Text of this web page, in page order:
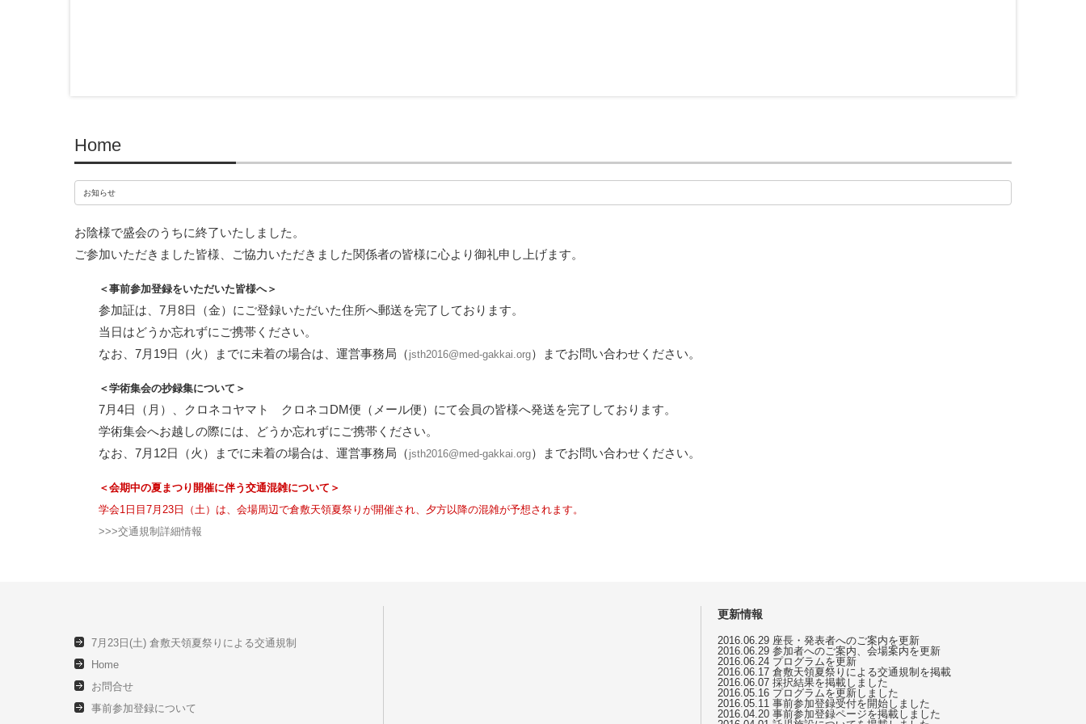
Home
お知らせ
お陰様で盛会のうちに終了いたしました。
ご参加いただきました皆様、ご協力いただきました関係者の皆様に心より御礼申し上げます。
＜事前参加登録をいただいた皆様へ＞
参加証は、7月8日（金）にご登録いただいた住所へ郵送を完了しております。
当日はどうか忘れずにご携帯ください。
なお、7月19日（火）までに未着の場合は、運営事務局（ jsth2016@med-gakkai.org）までお問い合わせください。
＜学術集会の抄録集について＞
7月4日（月）、クロネコヤマト クロネコDM便（メール便）にて会員の皆様へ発送を完了しております。
学術集会へお越しの際には、どうか忘れずにご携帯ください。
なお、7月12日（火）までに未着の場合は、運営事務局（ jsth2016@med-gakkai.org）までお問い合わせください。
＜会期中の夏まつり開催に伴う交通混雑について＞
学会1日目7月23日（土）は、会場周辺で倉敷天領夏祭りが開催され、夕方以降の混雑が予想されます。
>>>交通規制詳細情報
7月23日(土) 倉敷天領夏祭りによる交通規制
Home
お問合せ
事前参加登録について
更新情報
2016.06.29 座長・発表者へのご案内を更新
2016.06.29 参加者へのご案内、会場案内を更新
2016.06.24 プログラムを更新
2016.06.17 倉敷天領夏祭りによる交通規制を掲載
2016.06.07 採択結果を掲載しました
2016.05.16 プログラムを更新しました
2016.05.11 事前参加登録受付を開始しました
2016.04.20 事前参加登録ページを掲載しました